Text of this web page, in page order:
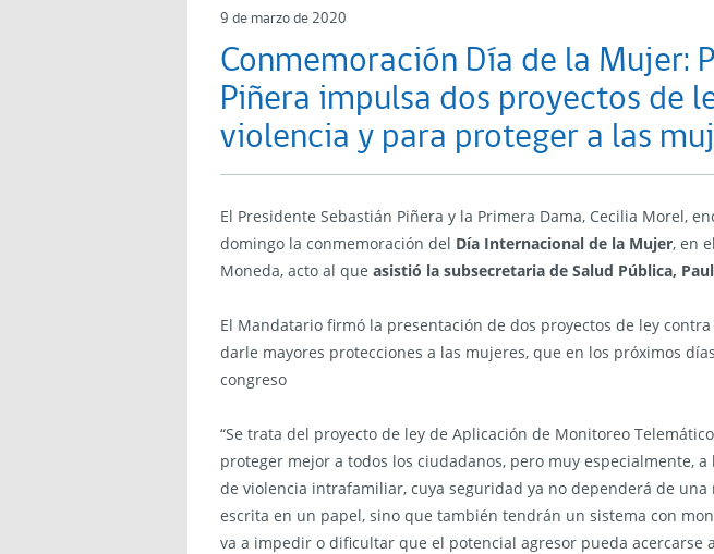
9 de marzo de 2020
Conmemoración Día de la Mujer:
Piñera impulsa dos proyectos de
violencia y para proteger a las
El Presidente Sebastián Piñera y la Primera Dama, Cecilia Morel,
domingo la conmemoración del Día Internacional de la Mujer, en
Moneda, acto al que asistió la subsecretaria de Salud Pública,
El Mandatario firmó la presentación de dos proyectos de ley
darle mayores protecciones a las mujeres, que en los próximos
congreso
“Se trata del proyecto de ley de Aplicación de Monitoreo
proteger mejor a todos los ciudadanos, pero muy especialmente,
de violencia intrafamiliar, cuya seguridad ya no dependerá de una
escrita en un papel, sino que también tendrán un sistema con
va a impedir o dificultar que el potencial agresor pueda acercarse